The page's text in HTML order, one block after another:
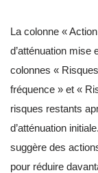
La colonne «
d’atténuation
colonnes «
fréquence » et «
risques restants
d’atténuation
suggère des
pour réduire